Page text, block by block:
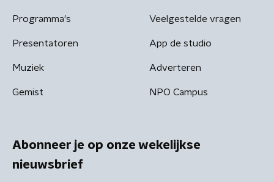
Programma's
Presentatoren
Muziek
Gemist
Veelgestelde vragen
App de studio
Adverteren
NPO Campus
Abonneer je op onze wekelijkse
nieuwsbrief